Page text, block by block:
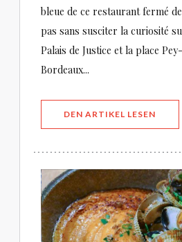
bleue de ce restaurant fermé
pas sans susciter la curiosité
Palais de Justice et la place
Bordeaux...
DEN ARTIKEL LESEN